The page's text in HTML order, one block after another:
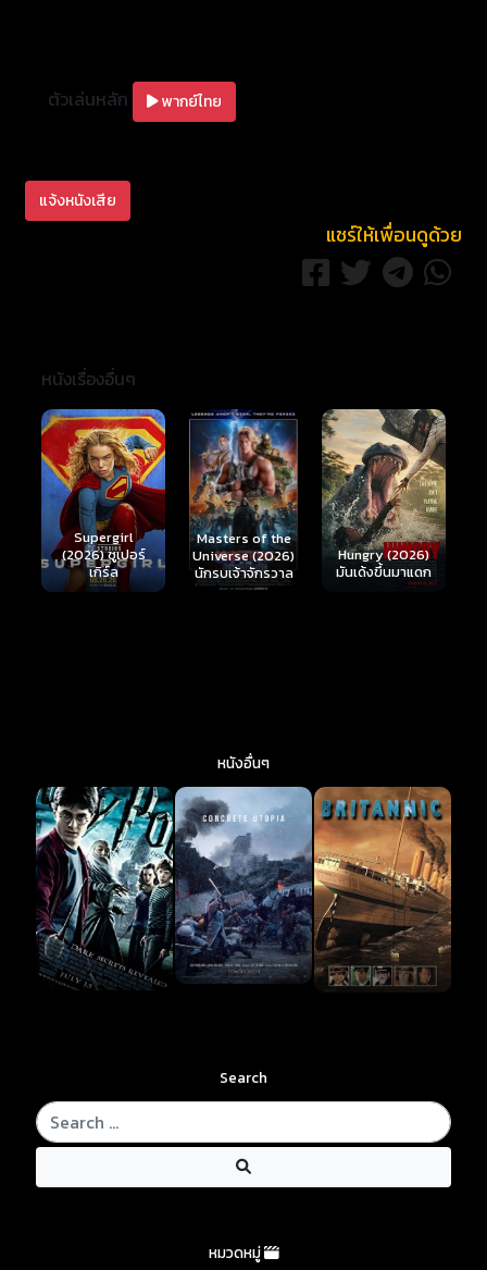
ตัวเล่นหลัก พากย์ไทย
แจ้งหนังเสีย
แชร์ให้เพื่อนดูด้วย
หนังเรื่องอื่นๆ
Masters of the
Universe (2026)
นักรบเจ้าจักรวาล
Hungry (2026)
มันเด้งขึ้นมาแดก
Ready or Not 2:
Here I Come
(2026) เกมพร้อม
ตาย 2
หนังอื่นๆ
Search
หมวดหมู่